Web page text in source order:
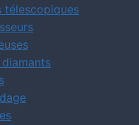
télescopiques